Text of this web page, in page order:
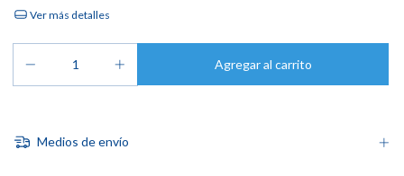
Ver más detalles
Medios de envío